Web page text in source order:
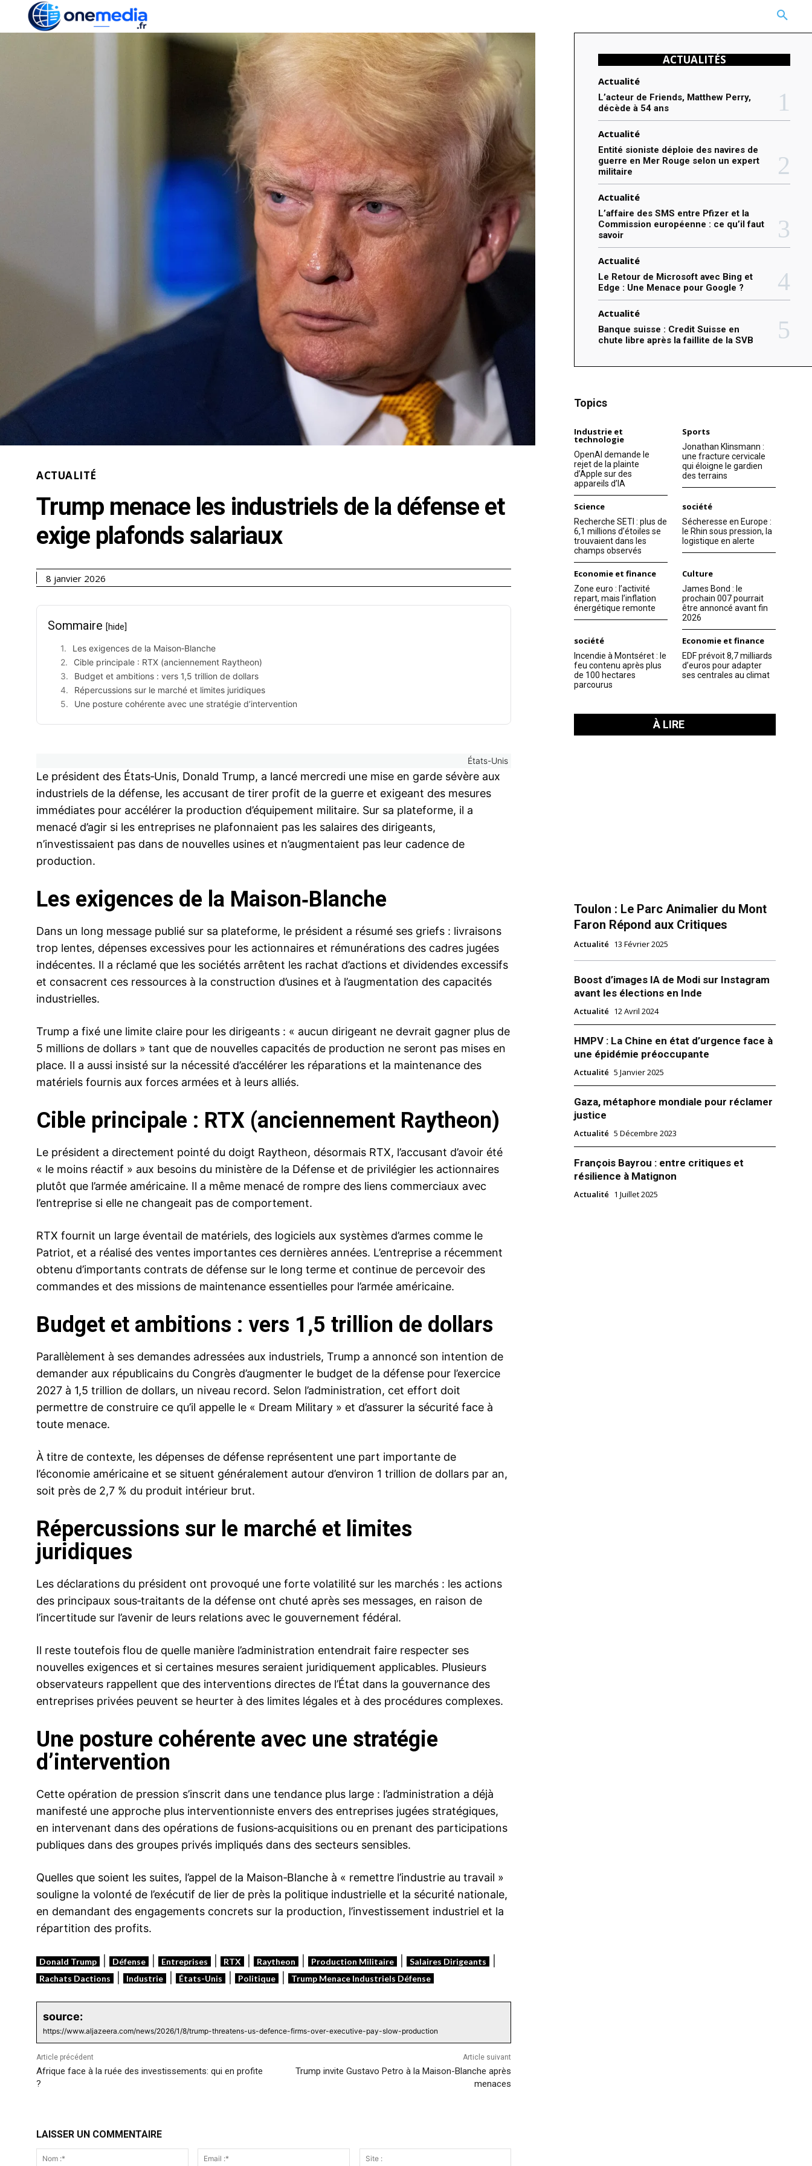
MORE
ACTUALITÉ
Trump menace les industriels de la défense et
exige plafonds salariaux
8 janvier 2026
Sommaire [hide]
Les exigences de la Maison‑Blanche
Cible principale : RTX (anciennement Raytheon)
Budget et ambitions : vers 1,5 trillion de dollars
Répercussions sur le marché et limites juridiques
Une posture cohérente avec une stratégie d’intervention
États-Unis
Le président des États‑Unis, Donald Trump, a lancé mercredi une mise en garde sévère aux
industriels de la défense, les accusant de tirer profit de la guerre et exigeant des mesures
immédiates pour accélérer la production d’équipement militaire. Sur sa plateforme, il a
menacé d’agir si les entreprises ne plafonnaient pas les salaires des dirigeants,
n’investissaient pas dans de nouvelles usines et n’augmentaient pas leur cadence de
production.
Les exigences de la Maison‑Blanche
Dans un long message publié sur sa plateforme, le président a résumé ses griefs : livraisons
trop lentes, dépenses excessives pour les actionnaires et rémunérations des cadres jugées
indécentes. Il a réclamé que les sociétés arrêtent les rachat d’actions et dividendes excessifs
et consacrent ces ressources à la construction d’usines et à l’augmentation des capacités
industrielles.
Trump a fixé une limite claire pour les dirigeants : « aucun dirigeant ne devrait gagner plus de
5 millions de dollars » tant que de nouvelles capacités de production ne seront pas mises en
place. Il a aussi insisté sur la nécessité d’accélérer les réparations et la maintenance des
matériels fournis aux forces armées et à leurs alliés.
Cible principale : RTX (anciennement Raytheon)
Le président a directement pointé du doigt Raytheon, désormais RTX, l’accusant d’avoir été
« le moins réactif » aux besoins du ministère de la Défense et de privilégier les actionnaires
plutôt que l’armée américaine. Il a même menacé de rompre des liens commerciaux avec
l’entreprise si elle ne changeait pas de comportement.
RTX fournit un large éventail de matériels, des logiciels aux systèmes d’armes comme le
Patriot, et a réalisé des ventes importantes ces dernières années. L’entreprise a récemment
obtenu d’importants contrats de défense sur le long terme et continue de percevoir des
commandes et des missions de maintenance essentielles pour l’armée américaine.
Budget et ambitions : vers 1,5 trillion de dollars
Parallèlement à ses demandes adressées aux industriels, Trump a annoncé son intention de
demander aux républicains du Congrès d’augmenter le budget de la défense pour l’exercice
2027 à 1,5 trillion de dollars, un niveau record. Selon l’administration, cet effort doit
permettre de construire ce qu’il appelle le « Dream Military » et d’assurer la sécurité face à
toute menace.
À titre de contexte, les dépenses de défense représentent une part importante de
l’économie américaine et se situent généralement autour d’environ 1 trillion de dollars par an,
soit près de 2,7 % du produit intérieur brut.
Répercussions sur le marché et limites
juridiques
Les déclarations du président ont provoqué une forte volatilité sur les marchés : les actions
des principaux sous‑traitants de la défense ont chuté après ses messages, en raison de
l’incertitude sur l’avenir de leurs relations avec le gouvernement fédéral.
Il reste toutefois flou de quelle manière l’administration entendrait faire respecter ses
nouvelles exigences et si certaines mesures seraient juridiquement applicables. Plusieurs
observateurs rappellent que des interventions directes de l’État dans la gouvernance des
entreprises privées peuvent se heurter à des limites légales et à des procédures complexes.
Une posture cohérente avec une stratégie
d’intervention
Cette opération de pression s’inscrit dans une tendance plus large : l’administration a déjà
manifesté une approche plus interventionniste envers des entreprises jugées stratégiques,
en intervenant dans des opérations de fusions‑acquisitions ou en prenant des participations
publiques dans des groupes privés impliqués dans des secteurs sensibles.
Quelles que soient les suites, l’appel de la Maison‑Blanche à « remettre l’industrie au travail »
souligne la volonté de l’exécutif de lier de près la politique industrielle et la sécurité nationale,
en demandant des engagements concrets sur la production, l’investissement industriel et la
répartition des profits.
Donald Trump Défense Entreprises RTX Raytheon Production Militaire Salaires Dirigeants
Rachats Dactions Industrie États-Unis Politique Trump Menace Industriels Défense
source:
https://www.aljazeera.com/news/2026/1/8/trump-threatens-us-defence-firms-over-executive-pay-slow-production
Article précédent
Afrique face à la ruée des investissements: qui en profite
?
Article suivant
Trump invite Gustavo Petro à la Maison-Blanche après
menaces
LAISSER UN COMMENTAIRE
Nom
Email
ACTUALITÉS
Actualité
L’acteur de Friends, Matthew Perry,
décède à 54 ans
Actualité
Entité sioniste déploie des navires de
guerre en Mer Rouge selon un expert
militaire
Actualité
L’affaire des SMS entre Pfizer et la
Commission européenne : ce qu’il faut
savoir
Actualité
Le Retour de Microsoft avec Bing et
Edge : Une Menace pour Google ?
Actualité
Banque suisse : Credit Suisse en
chute libre après la faillite de la SVB
Topics
Industrie et
technologie
OpenAI demande le
rejet de la plainte
d’Apple sur des
appareils d’IA
Sports
Jonathan Klinsmann :
une fracture cervicale
qui éloigne le gardien
des terrains
Science
Recherche SETI : plus de
6,1 millions d’étoiles se
trouvaient dans les
champs observés
société
Sécheresse en Europe :
le Rhin sous pression, la
logistique en alerte
Economie et finance
Zone euro : l’activité
repart, mais l’inflation
énergétique remonte
Culture
James Bond : le
prochain 007 pourrait
être annoncé avant fin
2026
société
Incendie à Montséret : le
feu contenu après plus
de 100 hectares
parcourus
Economie et finance
EDF prévoit 8,7 milliards
d’euros pour adapter
ses centrales au climat
À LIRE
Toulon : Le Parc Animalier du Mont
Faron Répond aux Critiques
Actualité 13 Février 2025
Boost d’images IA de Modi sur Instagram
avant les élections en Inde
Actualité 12 Avril 2024
HMPV : La Chine en état d’urgence face à
une épidémie préoccupante
Actualité 5 Janvier 2025
Gaza, métaphore mondiale pour réclamer
justice
Actualité 5 Décembre 2023
François Bayrou : entre critiques et
résilience à Matignon
Actualité 1 Juillet 2025